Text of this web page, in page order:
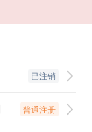
已注销
普通注册